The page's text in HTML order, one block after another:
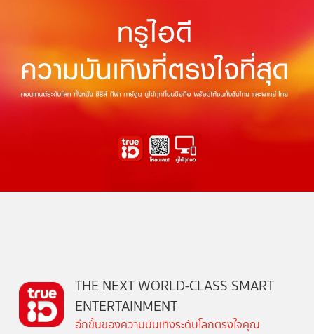
THE NEXT WORLD-CLASS SMART
ENTERTAINMENT
อีกขั้นของความบันเทิงระดับโลกตรงใจคุณ